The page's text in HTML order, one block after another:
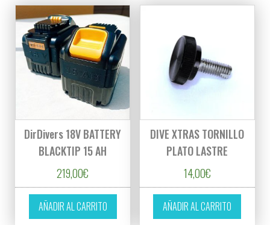
DirDivers 18V BATTERY
BLACKTIP 15 AH
219,00€
AÑADIR AL CARRITO
DIVE XTRAS TORNILLO
PLATO LASTRE
14,00€
AÑADIR AL CARRITO